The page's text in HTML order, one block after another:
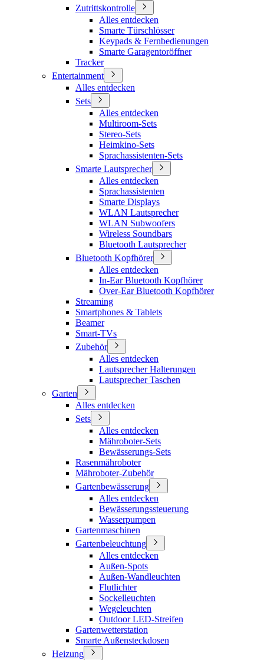
Zutrittskontrolle
Alles entdecken
Smarte Türschlösser
Keypads & Fernbedienungen
Smarte Garagentoröffner
Tracker
Entertainment
Alles entdecken
Sets
Alles entdecken
Multiroom-Sets
Stereo-Sets
Heimkino-Sets
Sprachassistenten-Sets
Smarte Lautsprecher
Alles entdecken
Sprachassistenten
Smarte Displays
WLAN Lautsprecher
WLAN Subwoofers
Wireless Soundbars
Bluetooth Lautsprecher
Bluetooth Kopfhörer
Alles entdecken
In-Ear Bluetooth Kopfhörer
Over-Ear Bluetooth Kopfhörer
Streaming
Smartphones & Tablets
Beamer
Smart-TVs
Zubehör
Alles entdecken
Lautsprecher Halterungen
Lautsprecher Taschen
Garten
Alles entdecken
Sets
Alles entdecken
Mähroboter-Sets
Bewässerungs-Sets
Rasenmähroboter
Mähroboter-Zubehör
Gartenbewässerung
Alles entdecken
Bewässerungssteuerung
Wasserpumpen
Gartenmaschinen
Gartenbeleuchtung
Alles entdecken
Außen-Spots
Außen-Wandleuchten
Flutlichter
Sockelleuchten
Wegeleuchten
Outdoor LED-Streifen
Gartenwetterstation
Smarte Außensteckdosen
Heizung